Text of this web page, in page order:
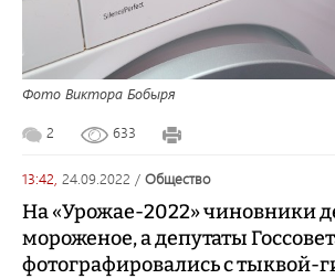
Фото Виктора Бобыря
2 633
13:42, 24.09.2022 / общество
На «Урожае-2022» чиновники
мороженое, а депутаты
фотографировались с тыквой-